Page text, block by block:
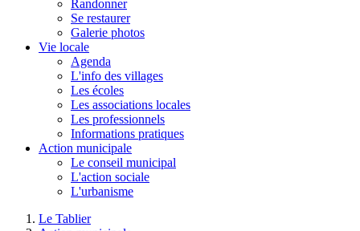
Randonner
Se restaurer
Galerie photos
Vie locale
Agenda
L'info des villages
Les écoles
Les associations locales
Les professionnels
Informations pratiques
Action municipale
Le conseil municipal
L'action sociale
L'urbanisme
Le Tablier